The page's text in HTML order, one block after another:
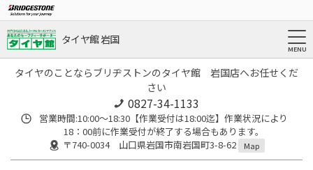
タイヤ館 岩国
タイヤのことならブリヂストンのタイヤ館 岩国店へお任せくだ
さい
0827-34-1133
営業時間:10:00〜18:30【作業受付は18:00迄】作業状況により
18：00前に作業受付が終了する場合もあります。
〒740-0034 山口県岩国市南岩国町3-8-62
Map